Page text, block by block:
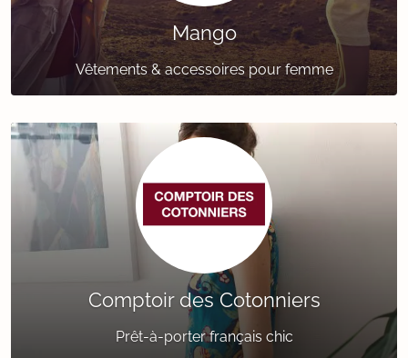
Mango
Vêtements & accessoires pour femme
Comptoir des Cotonniers
Prêt-à-porter français chic